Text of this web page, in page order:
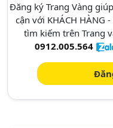
Đăng ký Trang Vàng
cận với KHÁCH HÀNG
tìm kiếm trên Trang
0912.005.564